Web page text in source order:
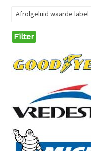
Afrolgeluid waarde label
Filter